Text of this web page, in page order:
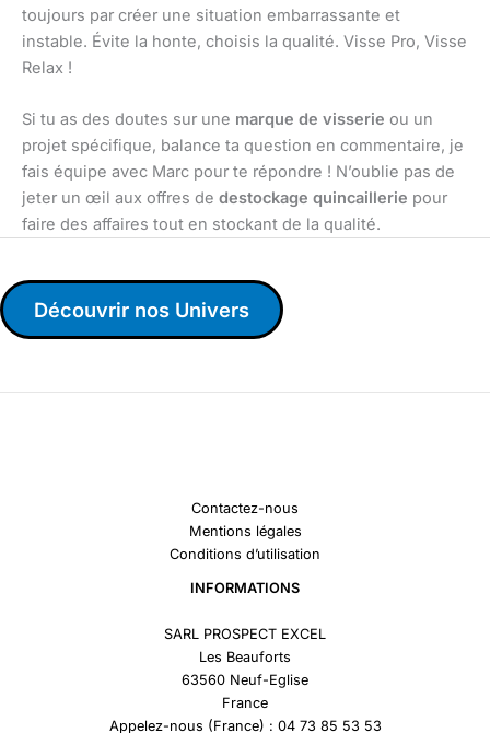
toujours par créer une situation embarrassante et
instable. Évite la honte, choisis la qualité. Visse Pro, Visse
Relax !
Si tu as des doutes sur une marque de visserie ou un
projet spécifique, balance ta question en commentaire, je
fais équipe avec Marc pour te répondre ! N’oublie pas de
jeter un œil aux offres de destockage quincaillerie pour
faire des affaires tout en stockant de la qualité.
Découvrir nos Univers
Contactez-nous
Mentions légales
Conditions d’utilisation
INFORMATIONS
SARL PROSPECT EXCEL
Les Beauforts
63560 Neuf-Eglise
France
Appelez-nous (France) : 04 73 85 53 53